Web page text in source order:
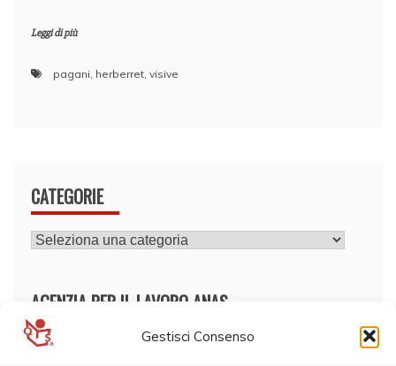
Gestisci Consenso
Leggi di più
pagani, herberret, visive
CATEGORIE
CATEGORIE
AGENZIA PER IL LAVORO ANAS